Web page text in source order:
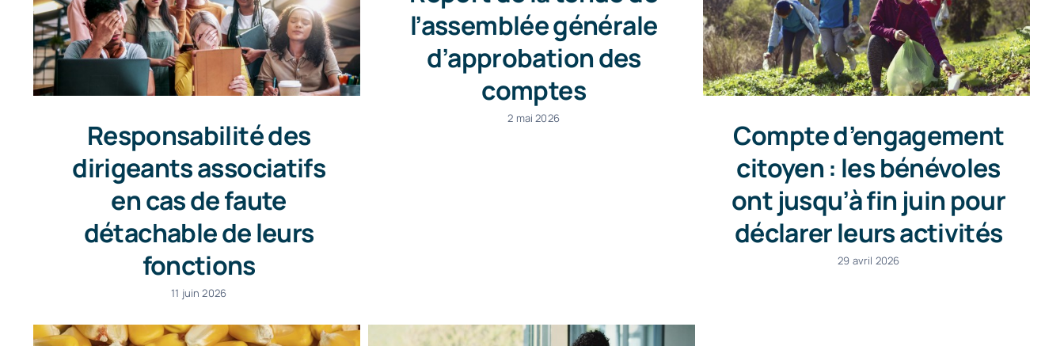
Responsabilité des
dirigeants associatifs
en cas de faute
détachable de leurs
fonctions
11 juin 2026
l’assemblée générale
d’approbation des
comptes
2 mai 2026
Compte d’engagement
citoyen : les bénévoles
ont jusqu’à fin juin pour
déclarer leurs activités
29 avril 2026